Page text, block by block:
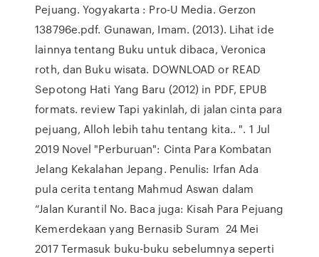
Pejuang. Yogyakarta : Pro-U Media. Gerzon
138796e.pdf. Gunawan, Imam. (2013). Lihat ide
lainnya tentang Buku untuk dibaca, Veronica
roth, dan Buku wisata. DOWNLOAD or READ
Sepotong Hati Yang Baru (2012) in PDF, EPUB
formats. review Tapi yakinlah, di jalan cinta para
pejuang, Alloh lebih tahu tentang kita.. ". 1 Jul
2019 Novel "Perburuan": Cinta Para Kombatan
Jelang Kekalahan Jepang. Penulis: Irfan Ada
pula cerita tentang Mahmud Aswan dalam
“Jalan Kurantil No. Baca juga: Kisah Para Pejuang
Kemerdekaan yang Bernasib Suram 24 Mei
2017 Termasuk buku-buku sebelumnya seperti